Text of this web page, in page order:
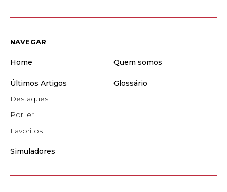
NAVEGAR
Home Quem somos
Últimos Artigos
Destaques
Por ler
Favoritos
Glossário
Simuladores